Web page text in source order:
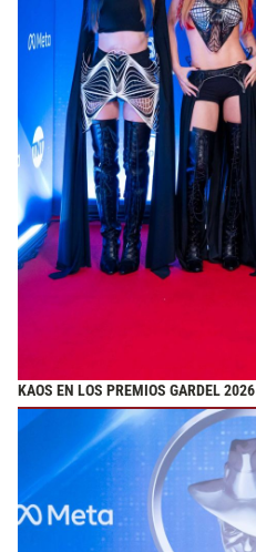
KAOS EN LOS PREMIOS GARDEL 2026